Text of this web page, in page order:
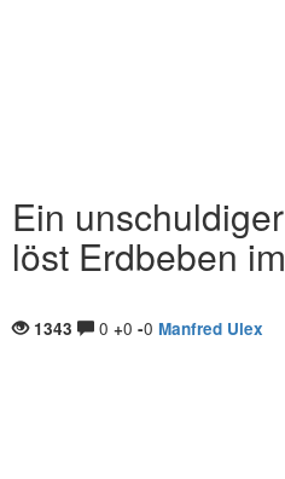
Ein
löst Erdbeben
1343 0 +0 -0 Manfred Ulex